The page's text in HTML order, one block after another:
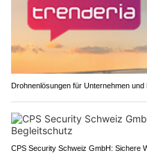
Drohnenlösungen für Unternehmen
CPS Security Schweiz GmbH: Sichere